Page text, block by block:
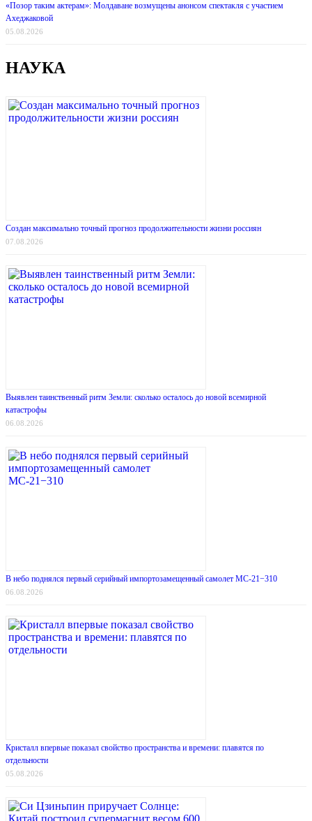
«Позор таким актерам»: Молдаване возмущены анонсом спектакля с участием
Ахеджаковой
05.08.2026
НАУКА
Создан максимально точный прогноз продолжительности жизни россиян
07.08.2026
Выявлен таинственный ритм Земли: сколько осталось до новой всемирной
катастрофы
06.08.2026
В небо поднялся первый серийный импортозамещенный самолет МС-21−310
06.08.2026
Кристалл впервые показал свойство пространства и времени: плавятся по
отдельности
05.08.2026